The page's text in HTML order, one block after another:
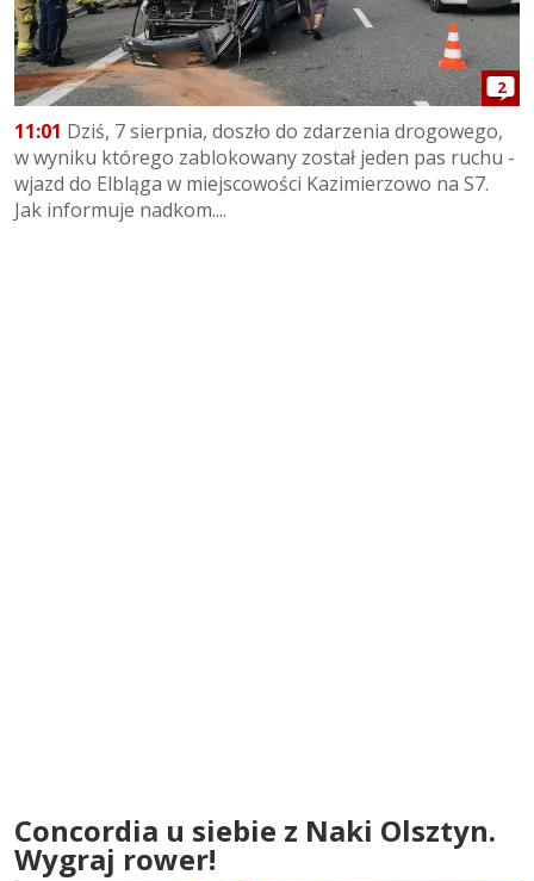
2
11:01 Dziś, 7 sierpnia, doszło do zdarzenia drogowego,
w wyniku którego zablokowany został jeden pas ruchu -
wjazd do Elbląga w miejscowości Kazimierzowo na S7.
Jak informuje nadkom....
Concordia u siebie z Naki Olsztyn.
Wygraj rower!